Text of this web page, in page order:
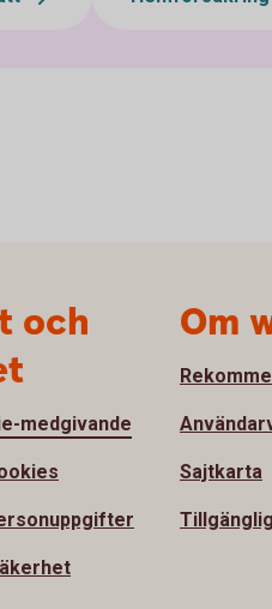
och
medgivande
Om
Sajtkarta